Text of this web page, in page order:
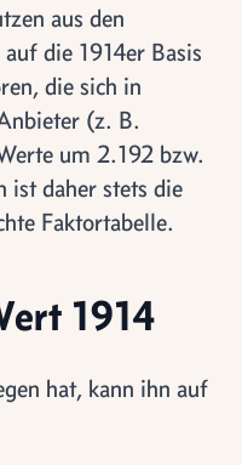
aus den
die 1914er Basis
die sich in
(z. B.
um 2.192 bzw.
daher stets die
Faktortabelle.
1914
hat, kann ihn auf